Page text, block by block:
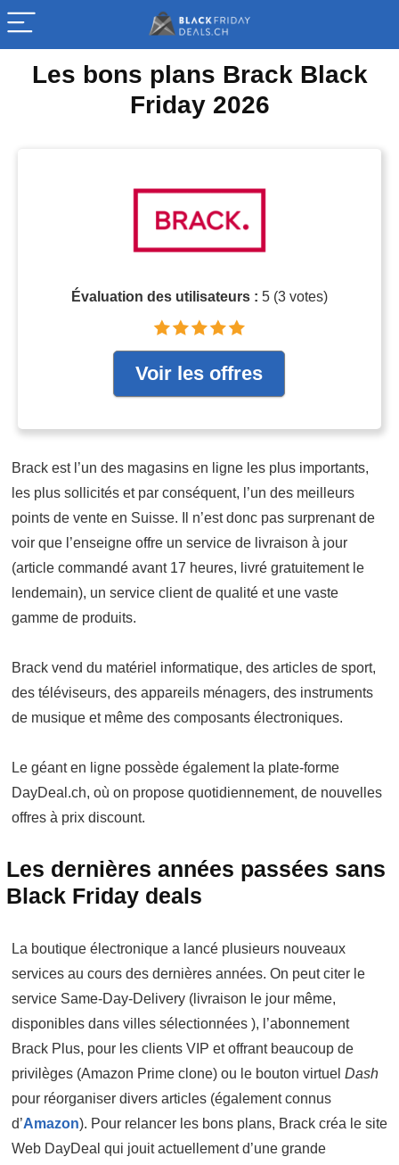
Les bons plans Brack Black
Friday 2026
Évaluation des utilisateurs : 5 (3votes)
Voir les offres
Brack est l’un des magasins en ligne les plus importants,
les plus sollicités et par conséquent, l’un des meilleurs
points de vente en Suisse. Il n’est donc pas surprenant de
voir que l’enseigne offre un service de livraison à jour
(article commandé avant 17 heures, livré gratuitement le
lendemain), un service client de qualité et une vaste
gamme de produits.
Brack vend du matériel informatique, des articles de sport,
des téléviseurs, des appareils ménagers, des instruments
de musique et même des composants électroniques.
Le géant en ligne possède également la plate-forme
DayDeal.ch, où on propose quotidiennement, de nouvelles
offres à prix discount.
Les dernières années passées sans
Black Friday deals
La boutique électronique a lancé plusieurs nouveaux
services au cours des dernières années. On peut citer le
service Same-Day-Delivery (livraison le jour même,
disponibles dans villes sélectionnées ), l’abonnement
Brack Plus, pour les clients VIP et offrant beaucoup de
privilèges (Amazon Prime clone) ou le bouton virtuel Dash
pour réorganiser divers articles (également connus
d’Amazon). Pour relancer les bons plans, Brack créa le site
Web DayDeal qui jouit actuellement d’une grande